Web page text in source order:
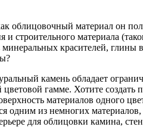
облицовочный материал он
строительного материала
красителей, глины
камень обладает
гамме. Хотите создать
материалов одного
одним из немногих
для облицовки камина,